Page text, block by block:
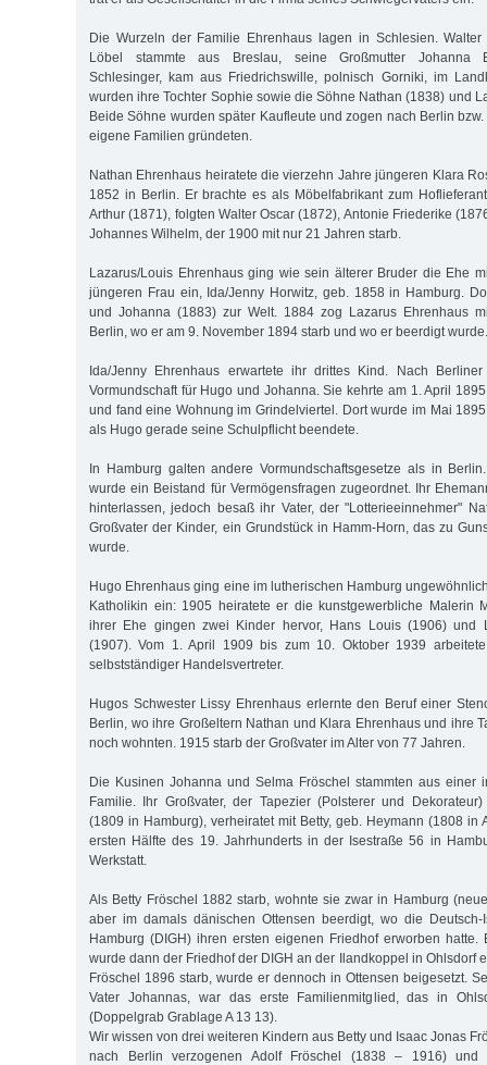
Die Wurzeln der Familie Ehrenhaus lagen in Schlesien. Walter
Löbel stammte aus Breslau, seine Großmutter Johanna
Schlesinger, kam aus Friedrichswille, polnisch Gorniki, im
wurden ihre Tochter Sophie sowie die Söhne Nathan (1838) und
Beide Söhne wurden später Kaufleute und zogen nach Berlin
eigene Familien gründeten.
Nathan Ehrenhaus heiratete die vierzehn Jahre jüngeren Klara
1852 in Berlin. Er brachte es als Möbelfabrikant zum
Arthur (1871), folgten Walter Oscar (1872), Antonie Friederike
Johannes Wilhelm, der 1900 mit nur 21 Jahren starb.
Lazarus/Louis Ehrenhaus ging wie sein älterer Bruder die Ehe
jüngeren Frau ein, Ida/Jenny Horwitz, geb. 1858 in Hamburg.
und Johanna (1883) zur Welt. 1884 zog Lazarus Ehrenhaus
Berlin, wo er am 9. November 1894 starb und wo er beerdigt wurde.
Ida/Jenny Ehrenhaus erwartete ihr drittes Kind. Nach
Vormundschaft für Hugo und Johanna. Sie kehrte am 1. April
und fand eine Wohnung im Grindelviertel. Dort wurde im Mai
als Hugo gerade seine Schulpflicht beendete.
In Hamburg galten andere Vormundschaftsgesetze als in
wurde ein Beistand für Vermögensfragen zugeordnet. Ihr
hinterlassen, jedoch besaß ihr Vater, der "Lotterieeinnehmer"
Großvater der Kinder, ein Grundstück in Hamm-Horn, das zu
wurde.
Hugo Ehrenhaus ging eine im lutherischen Hamburg
Katholikin ein: 1905 heiratete er die kunstgewerbliche Malerin
ihrer Ehe gingen zwei Kinder hervor, Hans Louis (1906) und
(1907). Vom 1. April 1909 bis zum 10. Oktober 1939
selbstständiger Handelsvertreter.
Hugos Schwester Lissy Ehrenhaus erlernte den Beruf einer
Berlin, wo ihre Großeltern Nathan und Klara Ehrenhaus und ihre
noch wohnten. 1915 starb der Großvater im Alter von 77 Jahren.
Die Kusinen Johanna und Selma Fröschel stammten aus einer
Familie. Ihr Großvater, der Tapezier (Polsterer und
(1809 in Hamburg), verheiratet mit Betty, geb. Heymann (1808 in
ersten Hälfte des 19. Jahrhunderts in der Isestraße 56 in
Werkstatt.
Als Betty Fröschel 1882 starb, wohnte sie zwar in Hamburg
aber im damals dänischen Ottensen beerdigt, wo die Deutsch-
Hamburg (DIGH) ihren ersten eigenen Friedhof erworben hatte.
wurde dann der Friedhof der DIGH an der Ilandkoppel in Ohlsdorf
Fröschel 1896 starb, wurde er dennoch in Ottensen beigesetzt.
Vater Johannas, war das erste Familienmitglied, das in
(Doppelgrab Grablage A 13 13).
Wir wissen von drei weiteren Kindern aus Betty und Isaac Jonas
nach Berlin verzogenen Adolf Fröschel (1838 – 1916) und